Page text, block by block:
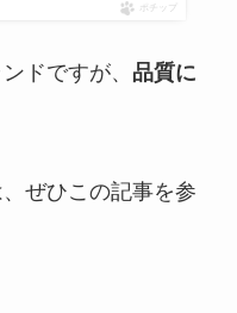
ポチップ
ドですが、 品質に
ぜひこの記事を参